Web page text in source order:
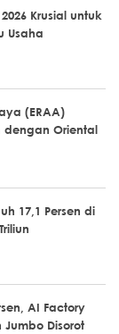
Krusial untuk
Usaha
(ERAA)
dengan Oriental
17,1 Persen di
AI Factory
Disorot